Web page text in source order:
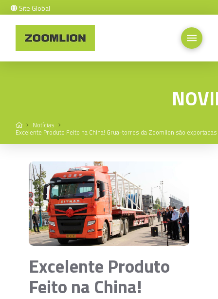
Site Global
HomeNotícias
Excelente Produto Feito na China! Grua-torres da Zoomlion são
Excelente Produto
Feito na China!